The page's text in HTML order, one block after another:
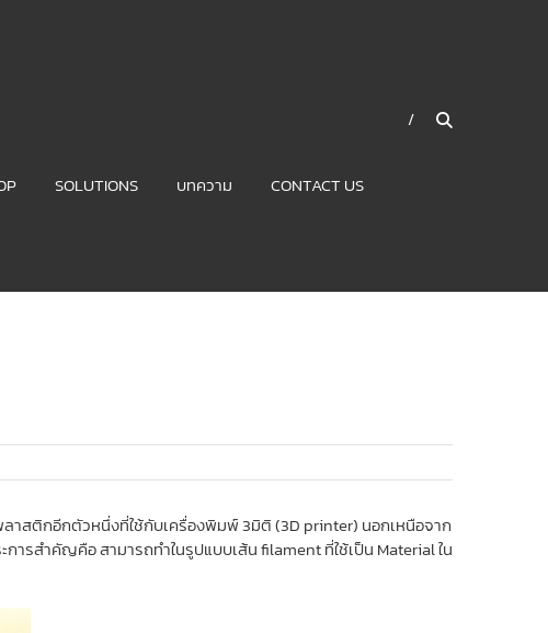
SOLUTIONS บทความ CONTACT US
าสติกอีกตัวหนึ่งที่ใช้กับเครื่องพิมพ์ 3มิติ(3D printer) นอกเหนือจาก
รสำคัญคือ สามารถทำในรูปแบบเส้น filament ที่ใช้เป็น Material ใน